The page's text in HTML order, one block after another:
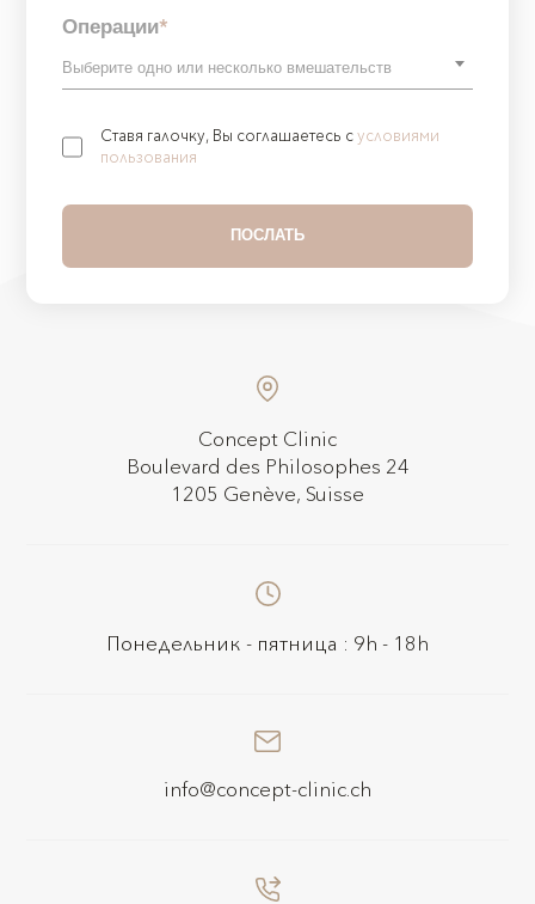
Операции*
Ставя галочку, Вы соглашаетесь сусловиями
пользования
Concept Clinic
Boulevard des Philosophes 24
1205 Genève, Suisse
Понедельник - пятница : 9h - 18h
info@concept-clinic.ch